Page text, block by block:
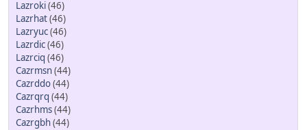
Lazroki(46)
Lazrhat(46)
Lazryuc(46)
Lazrdic(46)
Lazrciq (46)
Cazrmsn(44)
Cazrddo(44)
Cazrqrq (44)
Cazrhms(44)
Cazrgbh(44)